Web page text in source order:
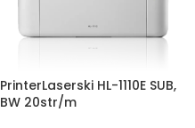
PrinterLaserski HL-1110E SUB,
BW 20str/m